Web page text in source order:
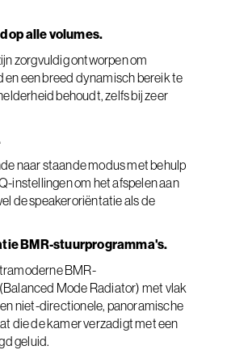
op alle volumes.
zorgvuldig ontworpen om
en een breed dynamisch bereik te
behoudt, zelfs bij zeer
naar staande modus met behulp
instellingen om het afspelen aan
de speakeroriëntatie als de
BMR-stuurprogramma's.
BMR-
Mode Radiator) met vlak
niet-directionele, panoramische
die de kamer verzadigt met een
geluid.